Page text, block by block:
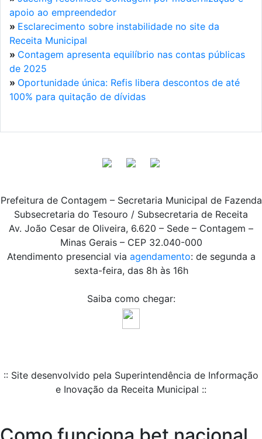
apoio ao empreendedor
» Esclarecimento sobre instabilidade no site da
Receita Municipal
» Contagem apresenta equilíbrio nas contas públicas
de 2025
» Oportunidade única: Refis libera descontos de até
100% para quitação de dívidas
Prefeitura de Contagem – Secretaria Municipal de Fazenda
Subsecretaria do Tesouro / Subsecretaria de Receita
Av. João Cesar de Oliveira, 6.620 – Sede – Contagem –
Minas Gerais – CEP 32.040-000
Atendimento presencial via agendamento: de segunda a
sexta-feira, das 8h às 16h
Saiba como chegar:
:: Site desenvolvido pela Superintendência de Informação
e Inovação da Receita Municipal ::